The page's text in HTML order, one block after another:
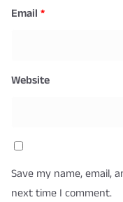
Email *
Website
Save my name, email,
next time I comment.